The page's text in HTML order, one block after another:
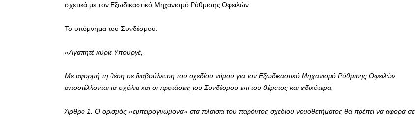
σχετικά με τον Εξωδικαστικό Μηχανισμό Ρύθμισης Οφειλών.
Το υπόμνημα του Συνδέσμου:
«Aγαπητέ κύριε Υπουργέ,
Με αφορμή τη θέση σε διαβούλευση του σχεδίου νόμου για τον Εξωδικαστικό Μηχανισμό Ρύθμισης Οφειλών,
αποστέλλονται τα σχόλια και οι προτάσεις του Συνδέσμου επί του θέματος και ειδικότερα.
Άρθρο 1. Ο ορισμός «εμπειρογνώμονα» στα πλαίσια του παρόντος σχεδίου νομοθετήματος θα πρέπει να αφορά σε